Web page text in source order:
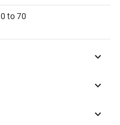
0 to 70